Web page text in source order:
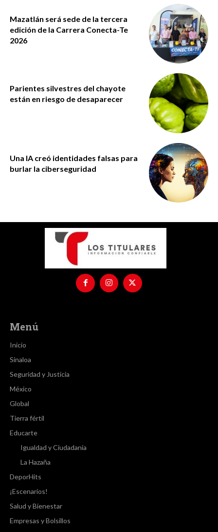
Mazatlán será sede de la tercera
edición de la Carrera Conecta-Te
2026
Parientes silvestres del chayote
están en riesgo de desaparecer
Una IA creó identidades falsas para
burlar la ciberseguridad
Menú
Inicio
Sinaloa
Seguridad y Justicia
México
Global
Tierra fértil
Educarte
Igualdad y Ciudadanía
La Hazaña
DeporHits
¡Escenarios!
Salud y Bienestar
Empresas y Bolsillos